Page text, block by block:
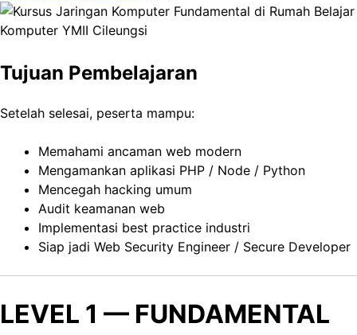
Tujuan Pembelajaran
Setelah selesai, peserta mampu:
Memahami ancaman web modern
Mengamankan aplikasi PHP / Node / Python
Mencegah hacking umum
Audit keamanan web
Implementasi best practice industri
Siap jadi Web Security Engineer / Secure Developer
LEVEL 1 — FUNDAMENTAL